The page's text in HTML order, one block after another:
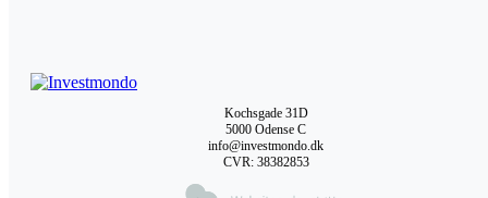
Kochsgade 31D
5000 Odense C
info@investmondo.dk
CVR: 38382853